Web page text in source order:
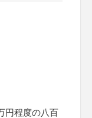
円程度の八百